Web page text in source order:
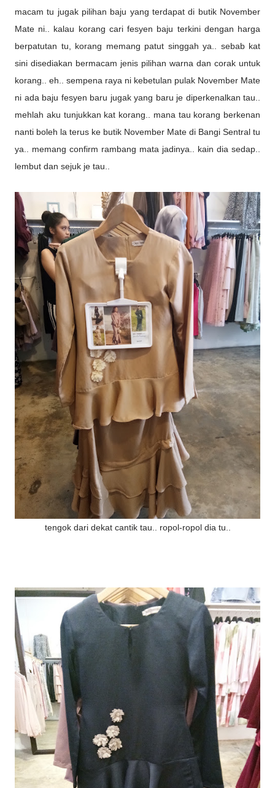
macam tu jugak pilihan baju yang terdapat di butik November
Mate ni.. kalau korang cari fesyen baju terkini dengan harga
berpatutan tu, korang memang patut singgah ya.. sebab kat
sini disediakan bermacam jenis pilihan warna dan corak untuk
korang.. eh.. sempena raya ni kebetulan pulak November Mate
ni ada baju fesyen baru jugak yang baru je diperkenalkan tau..
mehlah aku tunjukkan kat korang.. mana tau korang berkenan
nanti boleh la terus ke butik November Mate di Bangi Sentral tu
ya.. memang confirm rambang mata jadinya.. kain dia sedap..
lembut dan sejuk je tau..
tengok dari dekat cantik tau.. ropol-ropol dia tu..